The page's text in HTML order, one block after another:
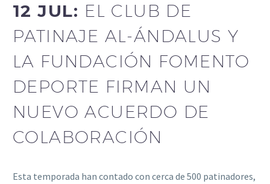
12 JUL: EL CLUB DE
PATINAJE AL-ÁNDALUS Y
LA FUNDACIÓN FOMENTO
DEPORTE FIRMAN UN
NUEVO ACUERDO DE
COLABORACIÓN
Esta temporada han contado con cerca de 500 patinadores,